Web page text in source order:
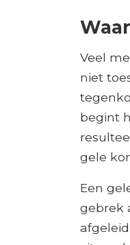
Veel
niet
begint
gele
Een
gebrek